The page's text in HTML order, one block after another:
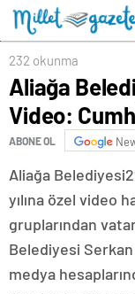
232 okunma
Aliağa
Video:
ABONE OL
Aliağa
yılına özel video
gruplarından
Belediyesi
medya